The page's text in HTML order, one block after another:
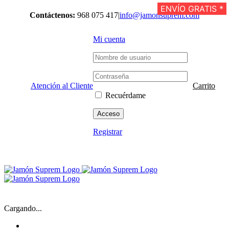
Contáctenos: 968 075 417|info@jamonsuprem.com
Atención al Cliente
Mi cuenta
Recuérdame
Registrar
Carrito
Cargando...
ENVÍO GRATIS *